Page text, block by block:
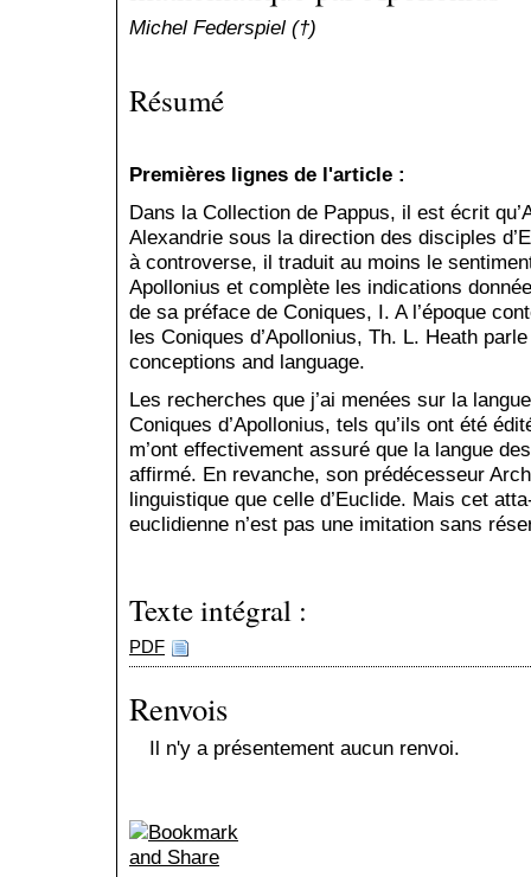
Michel Federspiel (†)
Résumé
Premières lignes de l'article :
Dans la Collection de Pappus, il est écrit
Alexandrie sous la direction des disciples
à controverse, il traduit au moins le
Apollonius et complète les indications
de sa préface de Coniques, I. A l’époque
les Coniques d’Apollonius, Th. L. Heath
conceptions and language.
Les recherches que j’ai menées sur la
Coniques d’Apollonius, tels qu’ils ont été
m’ont effectivement assuré que la langue
affirmé. En revanche, son prédécesseur
linguistique que celle d’Euclide. Mais cet
euclidienne n’est pas une imitation sans
Texte intégral :
PDF
Renvois
Il n'y a présentement aucun renvoi.